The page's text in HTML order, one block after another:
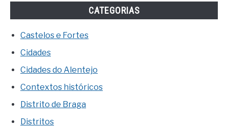
CATEGORIAS
Castelos e Fortes
Cidades
Cidades do Alentejo
Contextos históricos
Distrito de Braga
Distritos